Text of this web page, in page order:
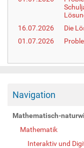
16.07.2026
Die
01.07.2026
Navigation
Mathematisch-
Mathematik
Interaktiv und